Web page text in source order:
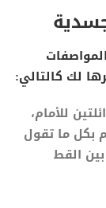
لك كالتالي:
للأمام،
بكل ما تقول
القط